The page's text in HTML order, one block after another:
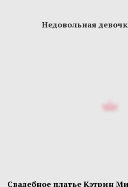
Недовольная
Свадебное платье Кэтрин